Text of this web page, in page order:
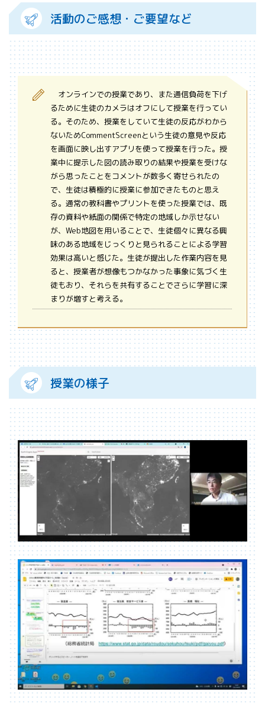
活動のご感想・ご要望など
オンラインでの授業であり、また通信負荷を下げ
るために生徒のカメラはオフにして授業を行ってい
る。そのため、授業をしていて生徒の反応がわから
ないためCommentScreenという生徒の意見や反応
を画面に映し出すアプリを使って授業を行った。授
業中に提示した図の読み取りの結果や授業を受けな
がら思ったことをコメントが数多く寄せられたの
で、生徒は積極的に授業に参加できたものと思え
る。通常の教科書やプリントを使った授業では、既
存の資料や紙面の関係で特定の地域しか示せない
が、Web地図を用いることで、生徒個々に異なる興
味のある地域をじっくりと見られることによる学習
効果は高いと感じた。生徒が提出した作業内容を見
ると、授業者が想像もつかなかった事象に気づく生
徒もおり、それらを共有することでさらに学習に深
まりが増すと考える。
授業の様子